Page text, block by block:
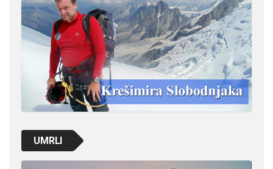
UMRLI